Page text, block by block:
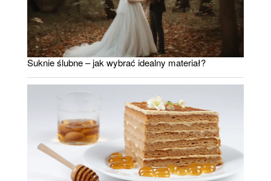
Suknie ślubne – jak wybrać idealny materiał?